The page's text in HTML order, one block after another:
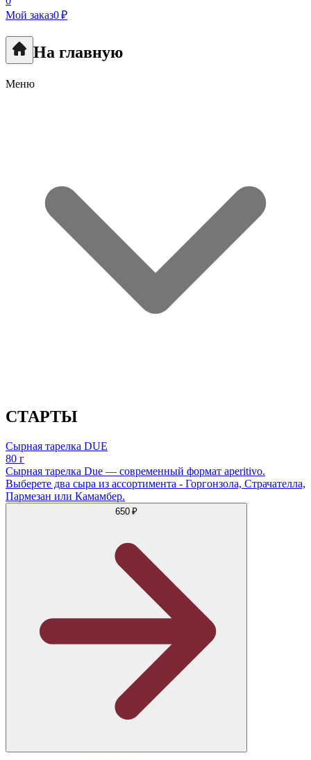
Мой заказ0 ₽
На главную
Меню
СТАРТЫ
Сырная тарелка DUE
80 г
Сырная тарелка Due — современный формат aperitivo.
Выберете два сыра из ассортимента - Горгонзола, Страчателла,
Пармезан или Камамбер.
650 ₽